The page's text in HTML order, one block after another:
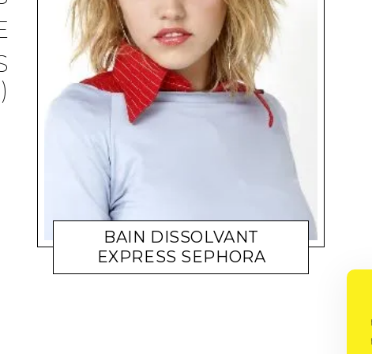
BAIN DISSOLVANT
EXPRESS SEPHORA
BEAUTÉ TANAGR 22 MARS 2011